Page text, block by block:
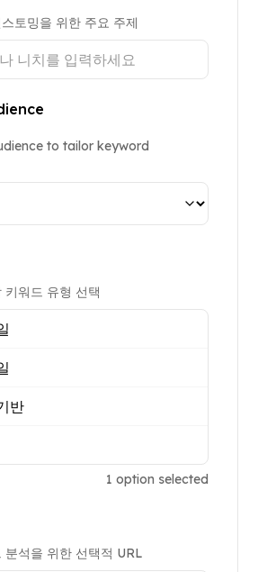
토밍을 위한 주요 주제
to tailor keyword
키워드 유형 선택
반
1 option selected
분석을 위한 선택적 URL